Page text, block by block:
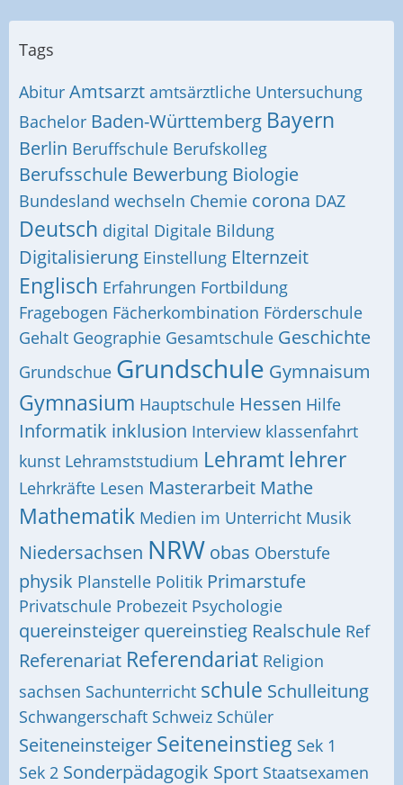
Tags
Abitur Amtsarzt amtsärztliche Untersuchung
Bachelor Baden-Württemberg Bayern
Berlin Beruffschule Berufskolleg
Berufsschule Bewerbung Biologie
Bundesland wechseln Chemie corona DAZ
Deutsch digital Digitale Bildung
Digitalisierung Einstellung Elternzeit
Englisch Erfahrungen Fortbildung
Fragebogen Fächerkombination Förderschule
Gehalt Geographie Gesamtschule Geschichte
Grundschue Grundschule Gymnaisum
Gymnasium Hauptschule Hessen Hilfe
Informatik inklusion Interview klassenfahrt
kunst Lehramststudium Lehramt lehrer
Lehrkräfte Lesen Masterarbeit Mathe
Mathematik Medien im Unterricht Musik
Niedersachsen NRW obas Oberstufe
physik Planstelle Politik Primarstufe
Privatschule Probezeit Psychologie
quereinsteiger quereinstieg Realschule Ref
Referenariat Referendariat Religion
sachsen Sachunterricht schule Schulleitung
Schwangerschaft Schweiz Schüler
Seiteneinsteiger Seiteneinstieg Sek 1
Sek 2 Sonderpädagogik Sport Staatsexamen